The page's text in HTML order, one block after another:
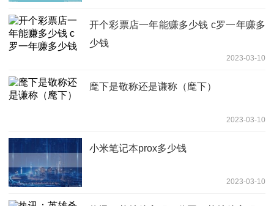
开个彩票店一年能赚多少钱 c罗一年赚多
少钱
2023-03-10
麾下是敬称还是谦称（麾下）
2023-03-10
小米笔记本prox多少钱
2023-03-10